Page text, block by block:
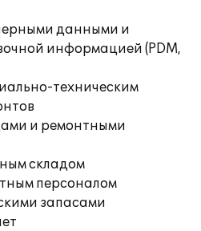
данными и
информацией (PDM,
техническим
и ремонтными
складом
персоналом
запасами